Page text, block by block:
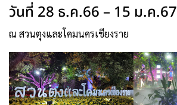
วันที่ 28 ธ.ค.66 – 15 ม.ค.67
ณ สวนตุงและโคมนครเชียงราย